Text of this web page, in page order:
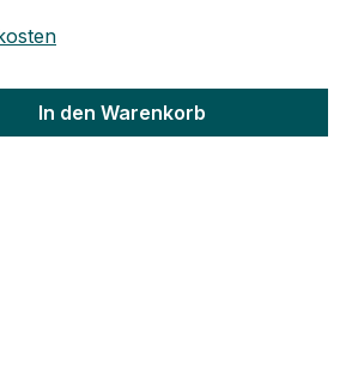
gewünschten Wert
In den Warenkorb